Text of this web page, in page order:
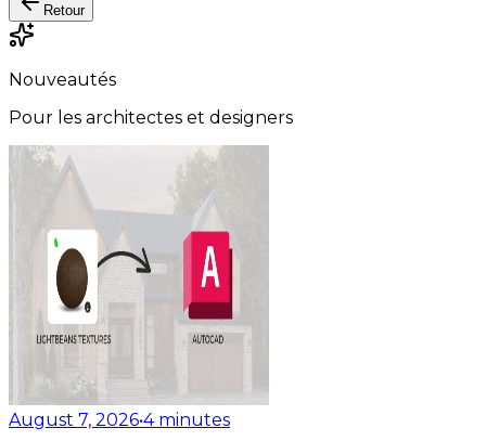
Retour
Nouveautés
Pour les architectes et designers
August 7, 2026•4 minutes